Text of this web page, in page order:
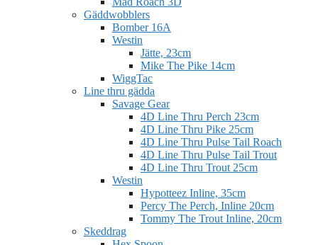
Gäddwobblers
Bomber 16A
Westin
Jätte, 23cm
Mike The Pike 14cm
WiggTac
Line thru gädda
Savage Gear
4D Line Thru Perch 23cm
4D Line Thru Pike 25cm
4D Line Thru Pulse Tail Roach
4D Line Thru Pulse Tail Trout
4D Line Thru Trout 25cm
Westin
Hypotteez Inline, 35cm
Percy The Perch, Inline 20cm
Tommy The Trout Inline, 20cm
Skeddrag